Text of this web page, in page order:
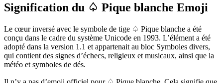
Signification du ♤ Pique blanche Emoji
Le cœur inversé avec le symbole de tige ♤ Pique blanche a été
conçu dans le cadre du système Unicode en 1993. L’élément a été
adopté dans la version 1.1 et appartenait au bloc Symboles divers,
qui contient des signes d’échecs, religieux et musicaux, ainsi que la
météo et symboles de dés.